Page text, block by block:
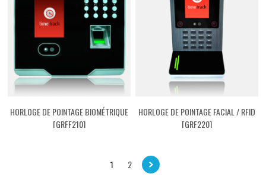
HORLOGE DE POINTAGE BIOMÉTRIQUE
[GRFF210]
HORLOGE DE POINTAGE FACIAL / RFID
[GRF220]
1 2